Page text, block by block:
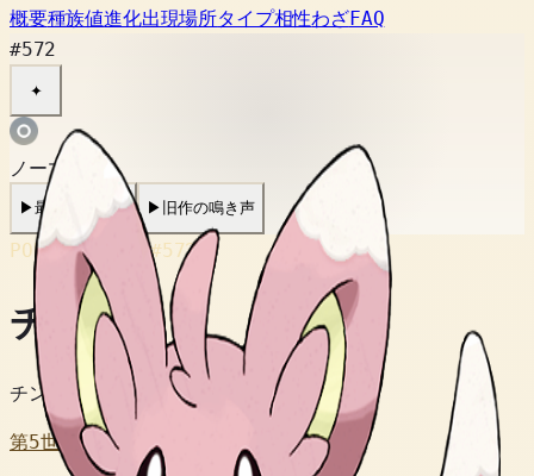
概要種族値進化出現場所タイプ相性わざFAQ
#572
✦
ノーマル
▶最新の鳴き声 ▶ 旧作の鳴き声
POKÉDEX No.#572
チラーミィ
チンチラポケモン
第5世代